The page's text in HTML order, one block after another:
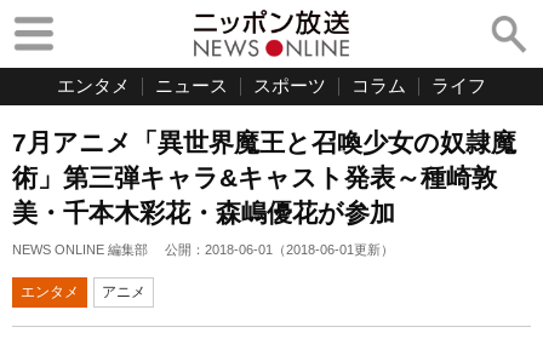
エンタメ ニュース スポーツ コラム ライフ
7月アニメ「異世界魔王と召喚少女の奴隷魔
術」第三弾キャラ&キャスト発表～種崎敦
美・千本木彩花・森嶋優花が参加
NEWS ONLINE 編集部 公開： 2018-06-01 （2018-06-01更新）
エンタメ アニメ